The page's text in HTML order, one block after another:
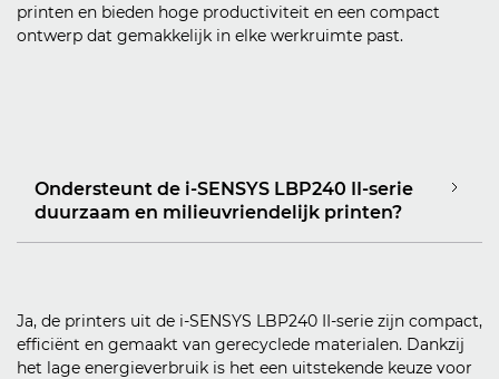
printen en bieden hoge productiviteit en een compact
ontwerp dat gemakkelijk in elke werkruimte past.
Ondersteunt de i-SENSYS LBP240 II-serie
duurzaam en milieuvriendelijk printen?
Ja, de printers uit de i-SENSYS LBP240 II-serie zijn compact,
efficiënt en gemaakt van gerecyclede materialen. Dankzij
het lage energieverbruik is het een uitstekende keuze voor